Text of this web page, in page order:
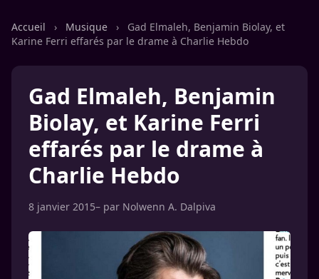
Accueil › Musique ›
Gad Elmaleh, Benjamin Biolay, et
Karine Ferri effarés par le drame à Charlie Hebdo
Gad Elmaleh, Benjamin
Biolay, et Karine Ferri
effarés par le drame à
Charlie Hebdo
8 janvier 2015– par Nolwenn A. Dalpiva